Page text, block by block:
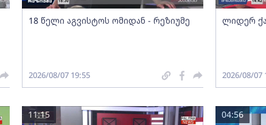
18 წელი აგვისტოს ომიდან - რეზიუმე
2026/08/07 19:55
ლიდერ
2026/08/07
11:15 04:56